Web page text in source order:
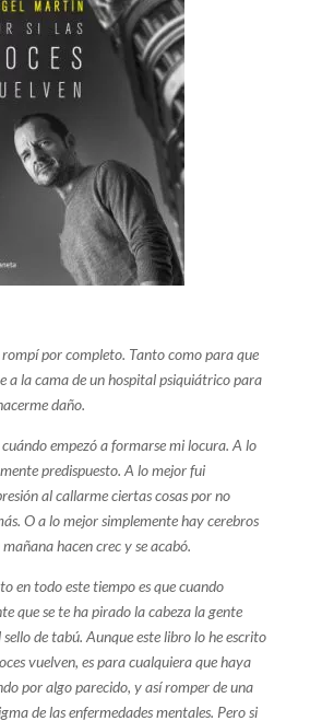
rompí por completo. Tanto como para que
a la cama de un hospital psiquiátrico para
daño.
empezó a formarse mi locura. A lo
predispuesto. A lo mejor fui
al callarme ciertas cosas por no
O a lo mejor simplemente hay cerebros
hacen crec y se acabó.
en todo este tiempo es que cuando
que se te ha pirado la cabeza la gente
sello de tabú. Aunque este libro lo he escrito
vuelven, es para cualquiera que haya
por algo parecido, y así romper de una
de las enfermedades mentales. Pero si